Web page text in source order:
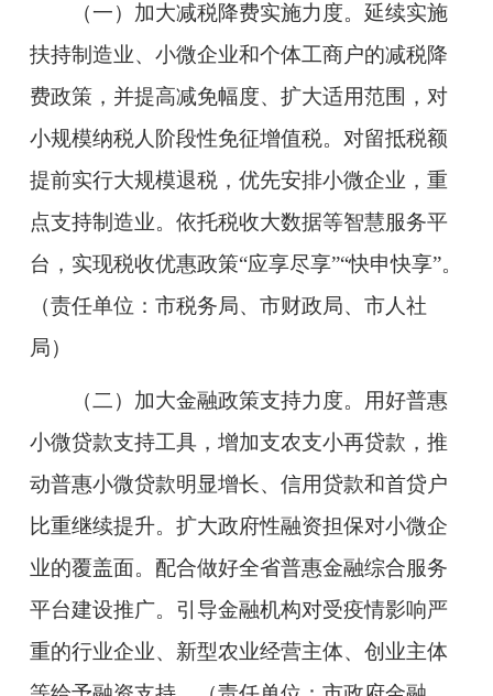
（一）加大减税降费实施力度。延续实施
扶持制造业、小微企业和个体工商户的减税降
费政策，并提高减免幅度、扩大适用范围，对
小规模纳税人阶段性免征增值税。对留抵税额
提前实行大规模退税，优先安排小微企业，重
点支持制造业。依托税收大数据等智慧服务平
台，实现税收优惠政策“应享尽享”“快申快享”。
（责任单位：市税务局、市财政局、市人社
局）
（二）加大金融政策支持力度。用好普惠
小微贷款支持工具，增加支农支小再贷款，推
动普惠小微贷款明显增长、信用贷款和首贷户
比重继续提升。扩大政府性融资担保对小微企
业的覆盖面。配合做好全省普惠金融综合服务
平台建设推广。引导金融机构对受疫情影响严
重的行业企业、新型农业经营主体、创业主体